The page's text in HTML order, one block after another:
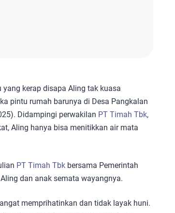
kerap disapa Aling tak kuasa
pintu rumah barunya di Desa Pangkalan
Didampingi perwakilan PT Timah Tbk,
Aling hanya bisa menitikkan air mata
PT Timah Tbk bersama Pemerintah
dan anak semata wayangnya.
memprihatinkan dan tidak layak huni.